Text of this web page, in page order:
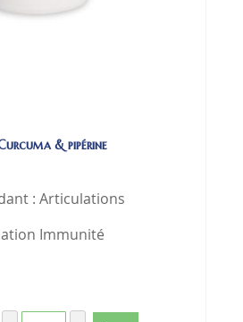
& pipérine
: Articulations
Immunité